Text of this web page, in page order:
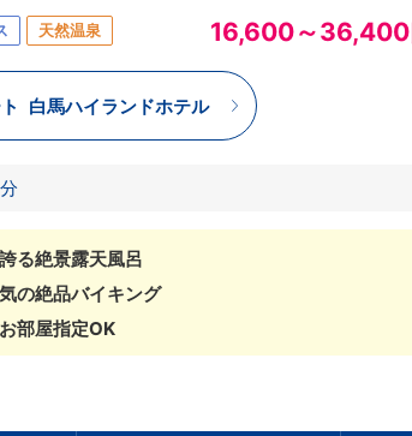
天然温泉 16,600～36,400
白馬ハイランドホテル
る絶景露天風呂
の絶品バイキング
部屋指定OK